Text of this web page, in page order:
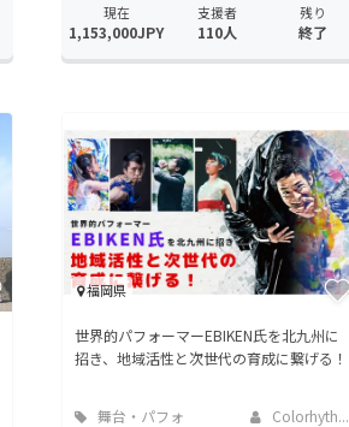
現在
1,153,000JPY
支援者
110人
残り
終了
福岡県
世界的パフォーマーEBIKEN氏を北九州に
招き、地域活性と次世代の育成に繋げる！
舞台・パフォ
Colorhyth...